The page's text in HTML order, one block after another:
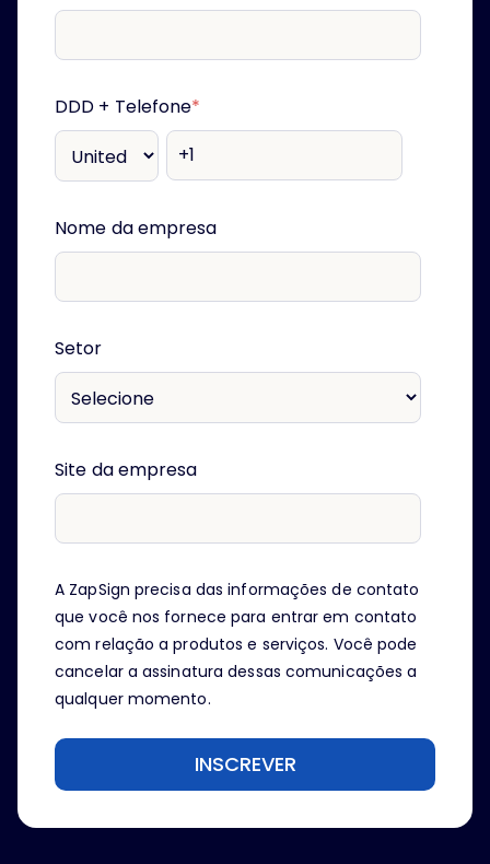
DDD + Telefone*
Nome da empresa
Setor
Site da empresa
A ZapSign precisa das informações de contato
que você nos fornece para entrar em contato
com relação a produtos e serviços. Você pode
cancelar a assinatura dessas comunicações a
qualquer momento.